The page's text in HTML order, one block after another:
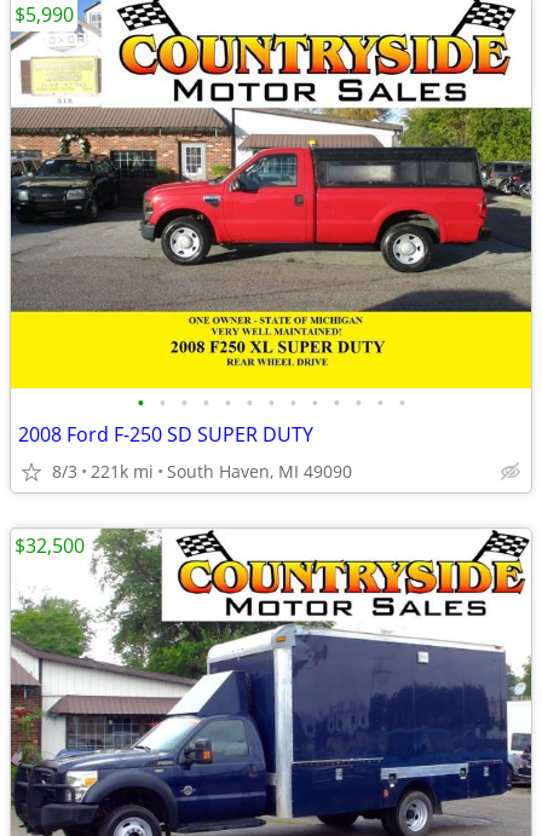
• • • • • • • • • • • • •
2008 Ford F-250 SD SUPER DUTY
8/3 221k mi South Haven, MI 49090
$5,990
$32,500